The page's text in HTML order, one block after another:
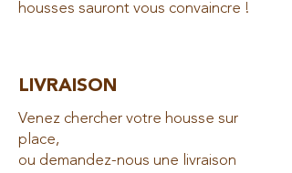
housses sauront vous convaincre !
LIVRAISON
Venez chercher votre housse sur
place,
ou demandez-nous une livraison